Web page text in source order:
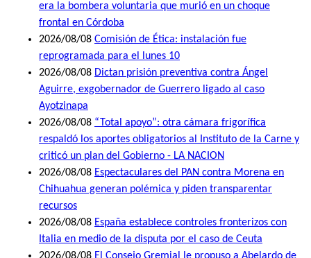
era la bombera voluntaria que murió en un choque
frontal en Córdoba
2026/08/08 Comisión de Ética: instalación fue
reprogramada para el lunes 10
2026/08/08 Dictan prisión preventiva contra Ángel
Aguirre, exgobernador de Guerrero ligado al caso
Ayotzinapa
2026/08/08 “Total apoyo”: otra cámara frigorífica
respaldó los aportes obligatorios al Instituto de la Carne y
criticó un plan del Gobierno - LA NACION
2026/08/08 Espectaculares del PAN contra Morena en
Chihuahua generan polémica y piden transparentar
recursos
2026/08/08 España establece controles fronterizos con
Italia en medio de la disputa por el caso de Ceuta